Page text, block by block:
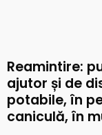
Reamintire:
ajutor și de
potabile, în
caniculă, în